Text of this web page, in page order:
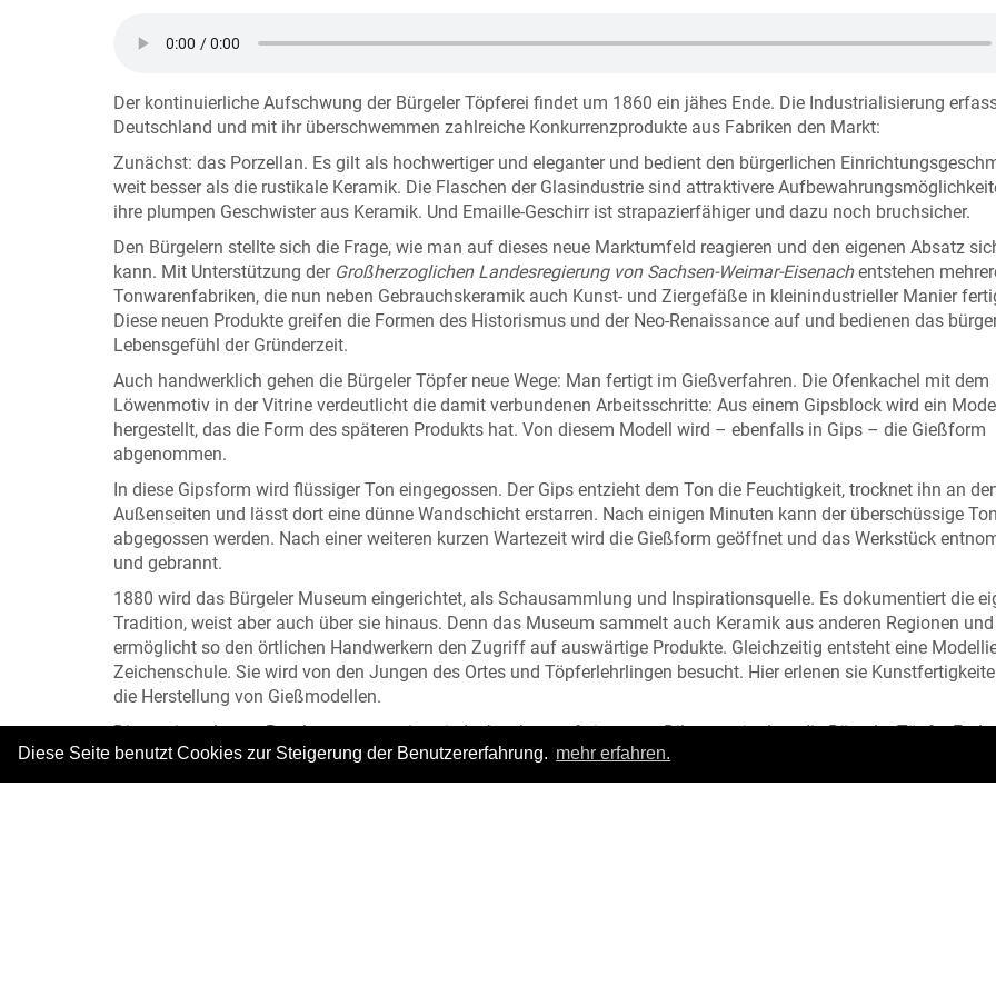
Diese Seite benutzt Cookies zur Steigerung der Benutzererfahrung. mehr erfahren.
Der kontinuierliche Aufschwung der Bürgeler Töpferei findet um 1860 ein jähes Ende. Die Industrialisierung
Deutschland und mit ihr überschwemmen zahlreiche Konkurrenzprodukte aus Fabriken den Markt:
Zunächst: das Porzellan. Es gilt als hochwertiger und eleganter und bedient den bürgerlichen
weit besser als die rustikale Keramik. Die Flaschen der Glasindustrie sind attraktivere
ihre plumpen Geschwister aus Keramik. Und Emaille-Geschirr ist strapazierfähiger und dazu noch bruchsicher.
Den Bürgelern stellte sich die Frage, wie man auf dieses neue Marktumfeld reagieren und den eigenen Absatz
kann. Mit Unterstützung der Großherzoglichen Landesregierung von Sachsen-Weimar-Eisenachentstehen
Tonwarenfabriken, die nun neben Gebrauchskeramik auch Kunst- und Ziergefäße in kleinindustrieller Manier
Diese neuen Produkte greifen die Formen des Historismus und der Neo-Renaissance auf und bedienen das
Lebensgefühl der Gründerzeit.
Auch handwerklich gehen die Bürgeler Töpfer neue Wege: Man fertigt im Gießverfahren. Die Ofenkachel mit dem
Löwenmotiv in der Vitrine verdeutlicht die damit verbundenen Arbeitsschritte: Aus einem Gipsblock wird ein
hergestellt, das die Form des späteren Produkts hat. Von diesem Modell wird – ebenfalls in Gips – die Gießform
abgenommen.
In diese Gipsform wird flüssiger Ton eingegossen. Der Gips entzieht dem Ton die Feuchtigkeit, trocknet ihn an
Außenseiten und lässt dort eine dünne Wandschicht erstarren. Nach einigen Minuten kann der überschüssige
abgegossen werden. Nach einer weiteren kurzen Wartezeit wird die Gießform geöffnet und das Werkstück
und gebrannt.
1880 wird das Bürgeler Museum eingerichtet, als Schausammlung und Inspirationsquelle. Es dokumentiert die
Tradition, weist aber auch über sie hinaus. Denn das Museum sammelt auch Keramik aus anderen Regionen und
ermöglicht so den örtlichen Handwerkern den Zugriff auf auswärtige Produkte. Gleichzeitig entsteht eine
Zeichenschule. Sie wird von den Jungen des Ortes und Töpferlehrlingen besucht. Hier erlenen sie
die Herstellung von Gießmodellen.
Die zwei opulenten Prunkvasen verweisen jedoch schon auf ein neues Dilemma, in dem die Bürgeler Töpfer Ende
Jahrhunderts stecken: Die prächtigen Gefäße mit ihren antikisierenden Ornamenten zeugen zwar von höchster
handwerklicher Perfektion. Doch bereits um 1900 wirken diese überladenen Formen wie aus der Zeit gefallen.